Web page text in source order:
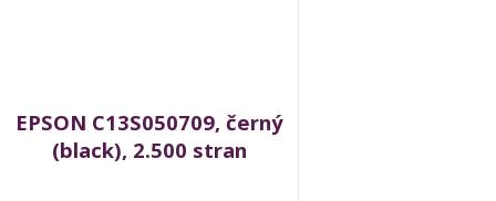
EPSON C13S050709, černý
(black), 2.500 stran